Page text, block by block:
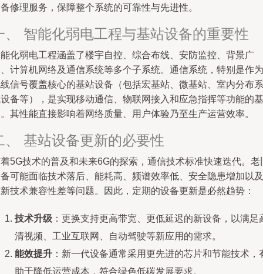
修理服务，保障整个系统的可靠性与先进性。
、 智能化弱电工程与基站设备的重要性
化弱电工程涵盖了楼宇自控、综合布线、安防监控、背景广
计算机网络及通信系统等多个子系统。通信系统，特别是作为
信号覆盖核心的基站设备（包括宏基站、微基站、室内分布系
备等），是实现移动通信、物联网接入和应急指挥等功能的基
其性能直接影响着网络质量、用户体验乃至生产运营效率。
、 基站设备更新的必要性
5G技术的普及和未来6G的探索，通信技术标准快速迭代。老
可能面临技术落后、能耗高、频谱效率低、安全隐患增加以及
技术兼容性差等问题。因此，定期的设备更新是必然趋势：
技术升级 ：更换支持更高带宽、更低延迟的新设备，以满足
清视频、工业互联网、自动驾驶等新应用的需求。
能效提升 ：新一代设备通常采用更先进的芯片和节能技术，
助于降低运营成本，符合绿色低碳发展要求。